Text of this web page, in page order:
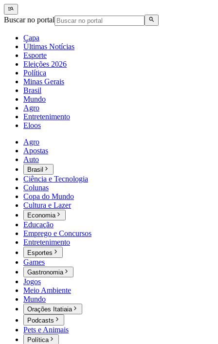
Buscar no portal
Capa
Últimas Notícias
Esporte
Eleições 2026
Política
Minas Gerais
Brasil
Mundo
Agro
Entretenimento
Eloos
Agro
Apostas
Auto
Brasil
Ciência e Tecnologia
Colunas
Copa do Mundo
Cultura e Lazer
Economia
Educação
Emprego e Concursos
Entretenimento
Esportes
Games
Gastronomia
Jogos
Meio Ambiente
Mundo
Orações Itatiaia
Podcasts
Pets e Animais
Política